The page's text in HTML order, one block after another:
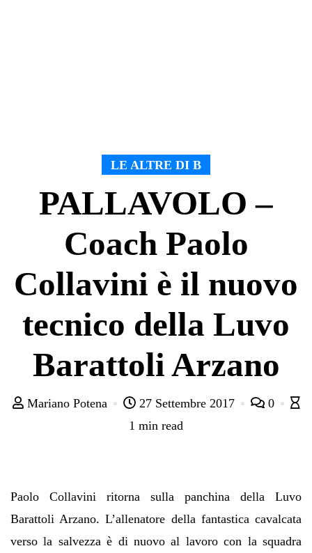
LE ALTRE DI B
PALLAVOLO –
Coach Paolo
Collavini è il nuovo
tecnico della Luvo
Barattoli Arzano
Mariano Potena 27 Settembre 2017
0
1 min read
Paolo Collavini ritorna sulla panchina della Luvo
Barattoli Arzano. L’allenatore della fantastica cavalcata
verso la salvezza è di nuovo al lavoro con la squadra